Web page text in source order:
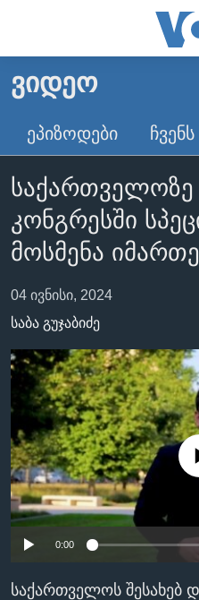
გადადით
მთავარზე
გადადით
მთავარ
ნავიგაციაზე
გადადით
ძიებაზე
ᲛᲗᲐᲕᲐᲠᲘ
ᲐᲮᲐᲚᲘ ᲐᲛᲑᲔᲑᲘ
ᲡᲐᲥᲐᲠᲗᲕᲔᲚᲝ
ᲐᲨᲨ
ᲐᲨᲨ-ᲘᲡ ᲐᲠᲩᲔᲕᲜᲔᲑᲘ 2024
ᲛᲡᲝᲤᲚᲘᲝ
ᲕᲘᲓᲔᲝᲔᲑᲘ
ᲒᲐᲓᲐᲪᲔᲛᲔᲑᲘ
ᲕᲐᲨᲘᲜᲒᲢᲝᲜᲘ ᲓᲦᲔᲡ
ᲮᲔᲓᲕᲐ ᲕᲐᲨᲘᲜᲒᲢᲝᲜᲘᲓᲐᲜ
ᲡᲢᲣᲓᲘᲐ ᲕᲐᲨᲘᲜᲒᲢᲝᲜᲘ
ᲡᲮᲕᲐ ᲡᲘᲐᲮᲚᲔᲔᲑᲘ
ᲞᲝᲚᲘᲢᲘᲙᲐ
ᲔᲙᲝᲜᲝᲛᲘᲙᲐ
ᲯᲐᲜᲛᲠᲗᲔᲚᲝᲑᲐ
ᲛᲔᲪᲜᲘᲔᲠᲔᲑᲐ
ᲘᲜᲢᲔᲠᲕᲘᲣ
ᲙᲣᲚᲢᲣᲠᲐ
ᲒᲐᲚᲘᲚᲔᲝ
ᲠᲣᲡᲔᲗᲘᲡ ᲨᲔᲭᲠᲐ
Learning English
ᲗᲕᲐᲚᲘ ᲒᲕᲐᲓᲔᲕᲜᲔᲗ
ᲕᲘᲓᲔᲝ
ᲔᲞᲘᲖᲝᲓᲔᲑᲘ
საქართველოზე
კონგრესში
მოსმენა
04 ივნისი, 2024
საბა გუჯაბიძე
No media
0:00
საქართველოს შესახებ